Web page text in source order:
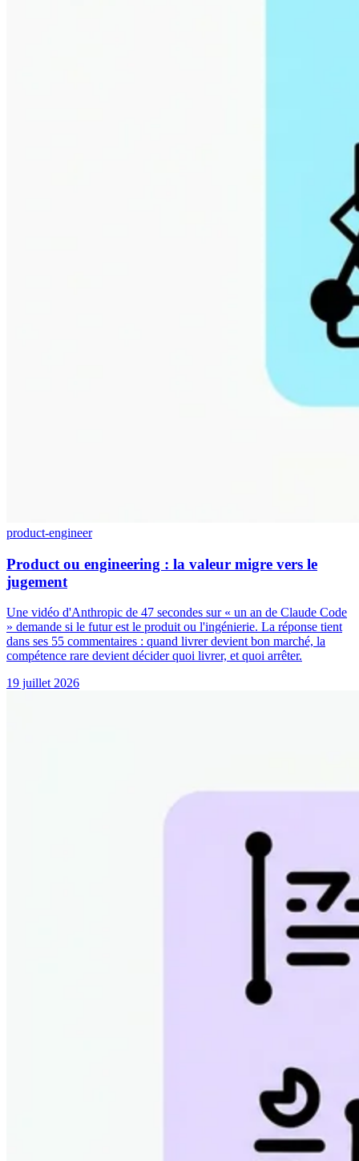
product-engineer
Product ou engineering : la valeur migre vers le
jugement
Une vidéo d'Anthropic de 47 secondes sur « un an de Claude Code
» demande si le futur est le produit ou l'ingénierie. La réponse tient
dans ses 55 commentaires : quand livrer devient bon marché, la
compétence rare devient décider quoi livrer, et quoi arrêter.
19 juillet 2026